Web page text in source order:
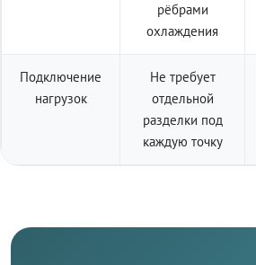
рёбрами
охлаждения
Подключение
нагрузок
Не требует
отдельной
разделки под
каждую точку